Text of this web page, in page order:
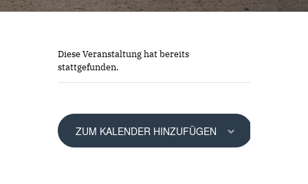
Diese Veranstaltung hat bereits
stattgefunden.
ZUM KALENDER HINZUFÜGEN